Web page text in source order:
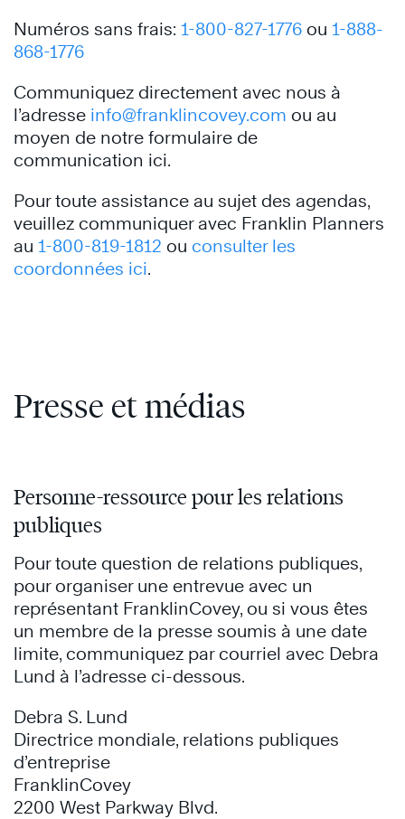
Numéros sans frais: 1-800-827-1776 ou 1-888-
868-1776
Communiquez directement avec nous à
l’adresse info@franklincovey.com ou au
moyen de notre formulaire de
communication ici.
Pour toute assistance au sujet des agendas,
veuillez communiquer avec Franklin Planners
au 1-800-819-1812 ou consulter les
coordonnées ici.
Presse et médias
Personne-ressource pour les relations
publiques
Pour toute question de relations publiques,
pour organiser une entrevue avec un
représentant FranklinCovey, ou si vous êtes
un membre de la presse soumis à une date
limite, communiquez par courriel avec Debra
Lund à l’adresse ci-dessous.
Debra S. Lund
Directrice mondiale, relations publiques
d’entreprise
FranklinCovey
2200 West Parkway Blvd.